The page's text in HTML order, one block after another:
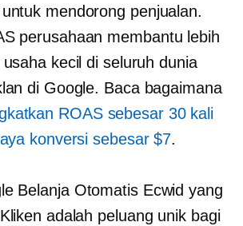
mendorong penjualan.
perusahaan membantu lebih
kecil di seluruh dunia
di Google. Baca bagaimana
ROAS sebesar 30 kali
konversi sebesar $7.
Belanja Otomatis Ecwid yang
adalah peluang unik bagi